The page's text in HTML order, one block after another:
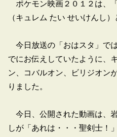
ポケモン映画２０１２は、
（キュレム たい せいけんし
今日放送の「おはスタ」で
でにお伝えしていたように、
ン、コバルオン、ビリジオン
りました。
今日、公開された動画は、
しが「あれは・・・聖剣士！